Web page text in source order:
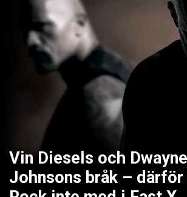
Vin Diesels och Dwayne
Johnsons bråk – därför